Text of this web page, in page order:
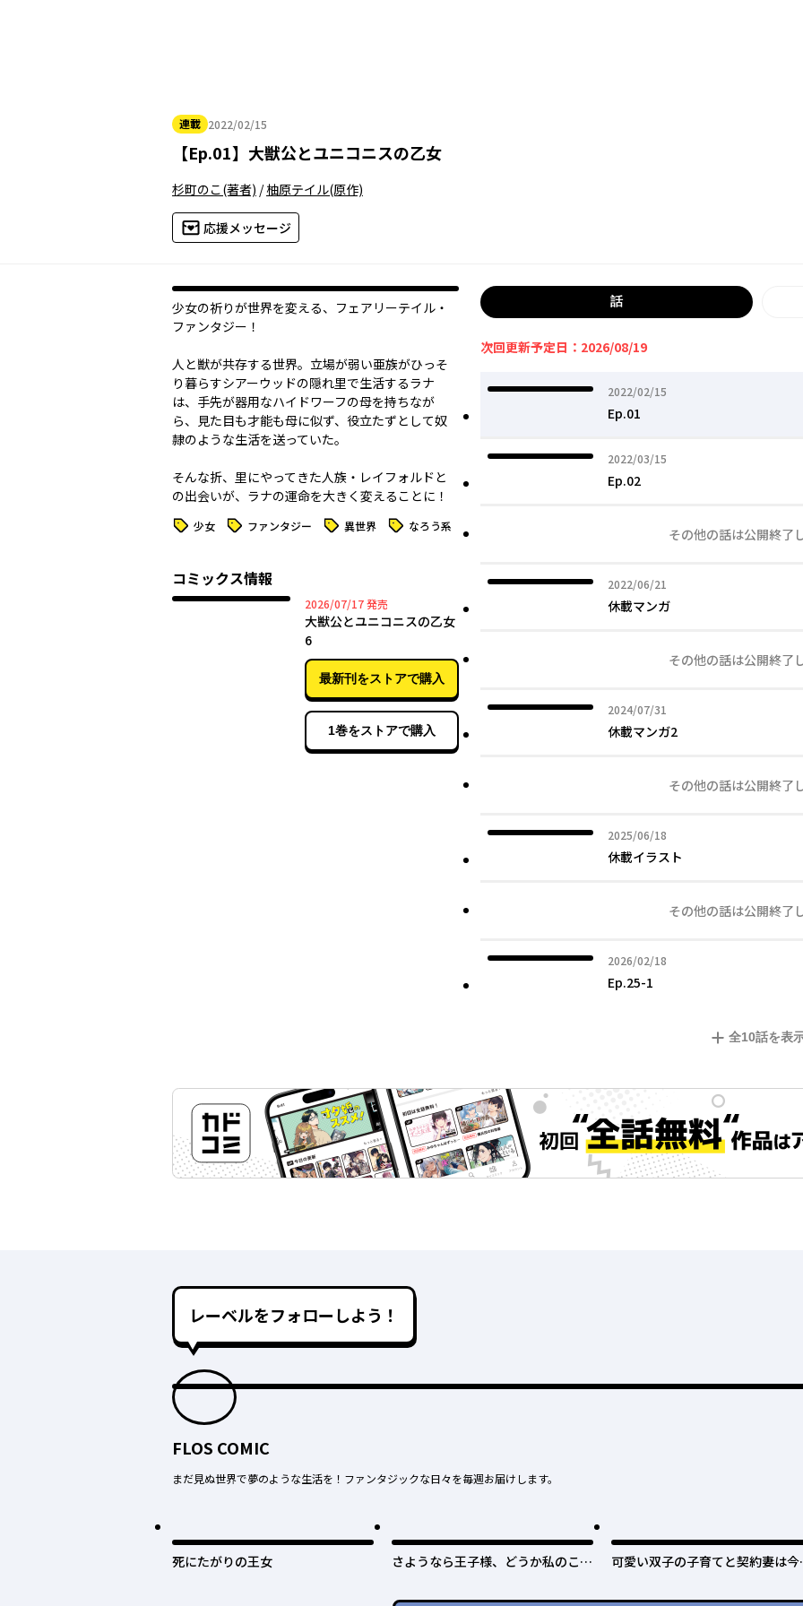
連載 2022/02/15
2022年02月15日
【Ep.01】 大獣公とユニコニスの乙女
杉町のこ(著者) /柚原テイル(原作)
応援メッセージ
少女の祈りが世界を変える、フェアリーテイル・
ファンタジー！
人と獣が共存する世界。立場が弱い亜族がひっそ
り暮らすシアーウッドの隠れ里で生活するラナ
は、手先が器用なハイドワーフの母を持ちなが
ら、見た目も才能も母に似ず、役立たずとして奴
隷のような生活を送っていた。
そんな折、里にやってきた人族・レイフォルドと
の出会いが、ラナの運命を大きく変えることに――！
タグ 少女 タグ ファンタジー タグ 異世界 タグ なろう系
コミックス情報
2026/07/172026年07月17日
発売
大獣公とユニコニスの乙女
6
最新刊をストアで購入
1巻をストアで購入
話
次回更新予定日：2026/08/19
2022/02/15
2022年02月15日
Ep.01
2022/03/15
2022年03月15日
Ep.02
その他の話は公開終了
2022/06/21
2022年06月21日
休載マンガ
その他の話は公開終了
2024/07/31
2024年07月31日
休載マンガ2
その他の話は公開終了
2025/06/18
2025年06月18日
休載イラスト
その他の話は公開終了
2026/02/18
2026年02月18日
Ep.25-1
全10話を表
レーベルをフォローしよう！
FLOS COMIC
まだ見ぬ世界で夢のような生活を！ファンタジックな日々を毎週お届けします。
死にたがりの王女
さようなら王子様、どうか私のこと
可愛い双子の子育てと契約妻は今